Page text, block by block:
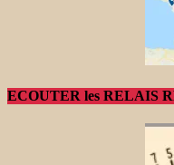
ECOUTER les RELAIS